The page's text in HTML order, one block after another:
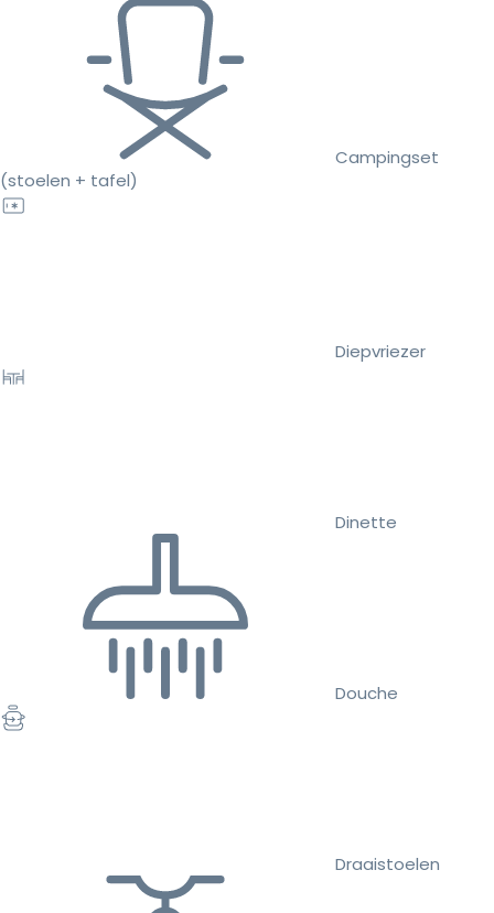
Campingset
(stoelen + tafel)
Diepvriezer
Dinette
Douche
Draaistoelen